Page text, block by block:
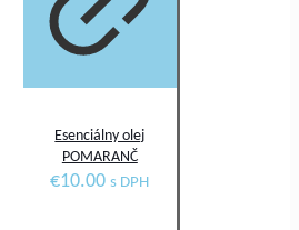
Esenciálny olej
POMARANČ
€10.00 s DPH